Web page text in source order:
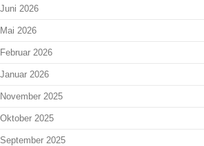
Juni 2026
Mai 2026
Februar 2026
Januar 2026
November 2025
Oktober 2025
September 2025